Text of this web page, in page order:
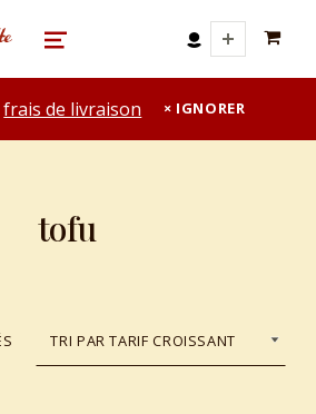
MENU
frais de livraison IGNORER
tofu
TRIÉ DU PLUS RÉCENT AU PLUS ANCIEN